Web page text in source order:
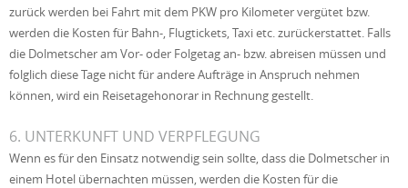
zurück werden bei Fahrt mit dem PKW pro Kilometer vergütet bzw.
werden die Kosten für Bahn-, Flugtickets, Taxi etc. zurückerstattet. Falls
die Dolmetscher am Vor- oder Folgetag an- bzw. abreisen müssen und
folglich diese Tage nicht für andere Aufträge in Anspruch nehmen
können, wird ein Reisetagehonorar in Rechnung gestellt.
6. UNTERKUNFT UND VERPFLEGUNG
Wenn es für den Einsatz notwendig sein sollte, dass die Dolmetscher in
einem Hotel übernachten müssen, werden die Kosten für die